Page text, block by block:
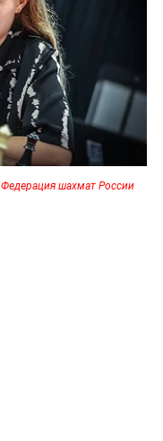
Федерация шахмат России